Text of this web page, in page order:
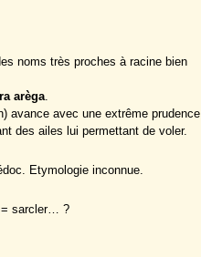
noms très proches à racine bien
arèga.
avance avec une extrême prudence
des ailes lui permettant de voler.
Etymologie inconnue.
= sarcler… ?